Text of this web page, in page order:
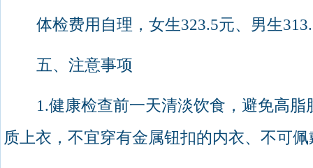
体检费用自理，女生323.5元、男生
五、注意事项
1.健康检查前一天清淡饮食，避免高
质上衣，不宜穿有金属钮扣的内衣、不可